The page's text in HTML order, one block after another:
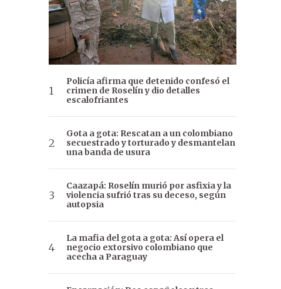
Policía afirma que detenido confesó el
crimen de Roselín y dio detalles
escalofriantes
Gota a gota: Rescatan a un colombiano
secuestrado y torturado y desmantelan
una banda de usura
Caazapá: Roselín murió por asfixia y la
violencia sufrió tras su deceso, según
autopsia
La mafia del gota a gota: Así opera el
negocio extorsivo colombiano que
acecha a Paraguay